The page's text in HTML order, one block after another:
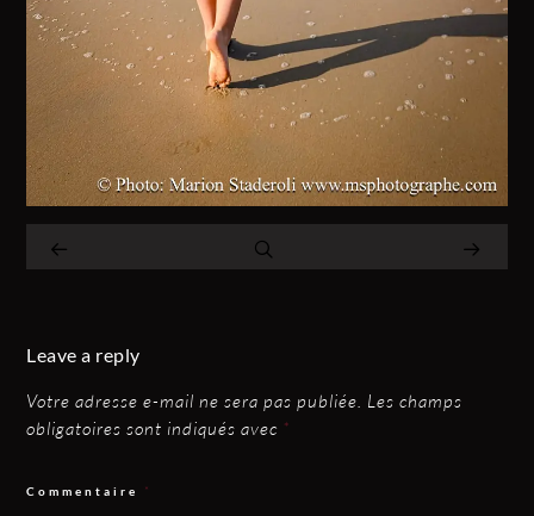
Leave a reply
Votre adresse e-mail ne sera pas publiée. Les champs
obligatoires sont indiqués avec *
Commentaire *